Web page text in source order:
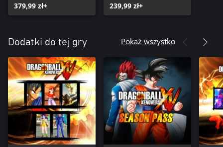
379,99 zł+
239,99 zł+
Dodatki do tej gry Pokaż wszystko